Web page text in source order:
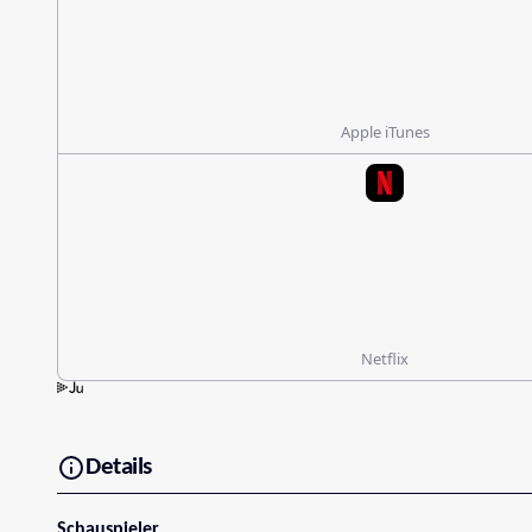
Apple iTunes
Netflix
Details